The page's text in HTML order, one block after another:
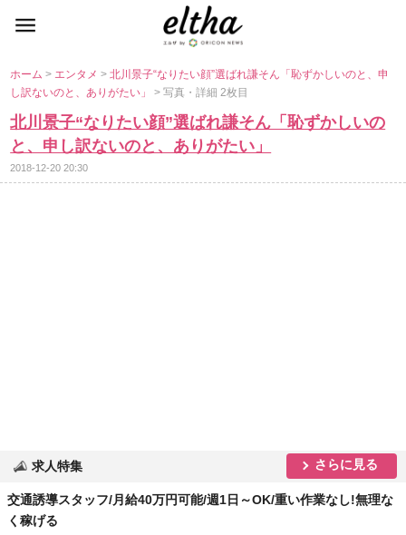
ホーム> エンタメ>北川景子“なりたい顔”選ばれ謙そん「恥ずかしいのと、申
し訳ないのと、ありがたい」> 写真・詳細 2枚目
北川景子“なりたい顔”選ばれ謙そん「恥ずかしいの
と、申し訳ないのと、ありがたい」
2018-12-20 20:30
求人特集 さらに見る
交通誘導スタッフ/月給40万円可能/週1日～OK/重い作業なし!無理な
く稼げる